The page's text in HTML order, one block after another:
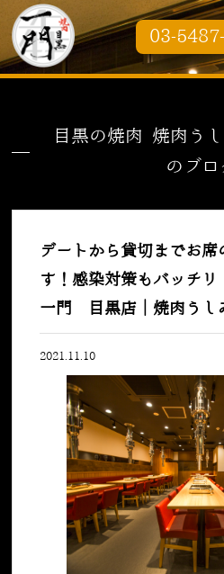
03-
目黒の焼肉 焼肉う
のブロ
デートから貸切までお席
す！感染対策もバッチ
一門 目黒店｜焼肉うし
2021.11.10